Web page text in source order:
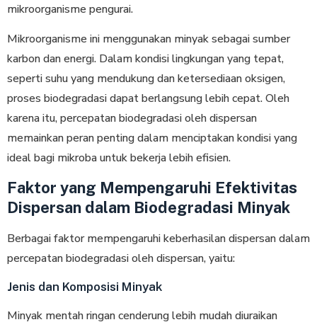
mikroorganisme pengurai.
Mikroorganisme ini menggunakan minyak sebagai sumber
karbon dan energi. Dalam kondisi lingkungan yang tepat,
seperti suhu yang mendukung dan ketersediaan oksigen,
proses biodegradasi dapat berlangsung lebih cepat. Oleh
karena itu, percepatan biodegradasi oleh dispersan
memainkan peran penting dalam menciptakan kondisi yang
ideal bagi mikroba untuk bekerja lebih efisien.
Faktor yang Mempengaruhi Efektivitas
Dispersan dalam Biodegradasi Minyak
Berbagai faktor mempengaruhi keberhasilan dispersan dalam
percepatan biodegradasi oleh dispersan, yaitu:
Jenis dan Komposisi Minyak
Minyak mentah ringan cenderung lebih mudah diuraikan